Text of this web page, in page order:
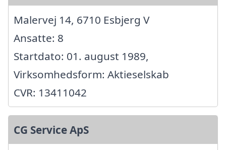
Malervej 14, 6710 Esbjerg V
Ansatte: 8
Startdato: 01. august 1989,
Virksomhedsform: Aktieselskab
CVR: 13411042
CG Service ApS